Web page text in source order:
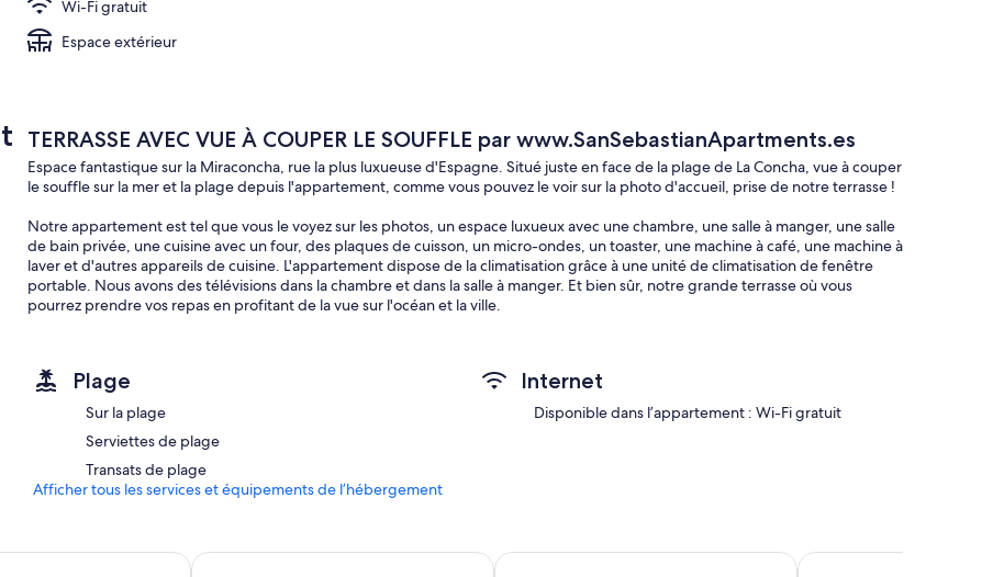
Wi-Fi gratuit
Espace extérieur
TERRASSE AVEC VUE À COUPER LE SOUFFLE par www.SanSebastianApartments.es
Espace fantastique sur la Miraconcha, rue la plus luxueuse d'Espagne. Situé juste en face de la plage de La Concha, vue à couper
le souffle sur la mer et la plage depuis l'appartement, comme vous pouvez le voir sur la photo d'accueil, prise de notre terrasse !
Notre appartement est tel que vous le voyez sur les photos, un espace luxueux avec une chambre, une salle à manger, une salle
de bain privée, une cuisine avec un four, des plaques de cuisson, un micro-ondes, un toaster, une machine à café, une machine à
laver et d'autres appareils de cuisine. L'appartement dispose de la climatisation grâce à une unité de climatisation de fenêtre
portable. Nous avons des télévisions dans la chambre et dans la salle à manger. Et bien sûr, notre grande terrasse où vous
pourrez prendre vos repas en profitant de la vue sur l'océan et la ville.
prix qui varie en fonction du mois de l'année. Si vous êtes intéressé, faites le moi savoir quand vous réserverez l'appartement car
le garage doit être réservé à l'avance. Le parking peut être loué sous réserve de disponibilité.
Plage
Sur la plage
Serviettes de plage
Transats de plage
Internet
Disponible dans l’appartement : Wi-Fi gratuit
Afficher tous les services et équipements de l’hébergement
HIRU UHINAK HOTEL Limehome San Sebastian Zubieta KaleaAbba San Sebastián